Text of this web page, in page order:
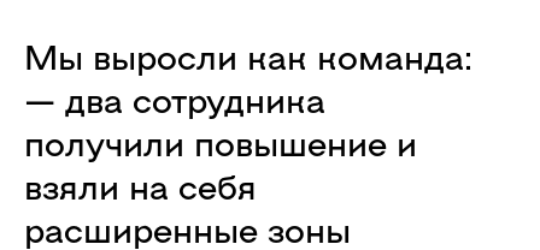
Мы выросли как команда:
— два сотрудника
получили повышение и
взяли на себя
расширенные зоны